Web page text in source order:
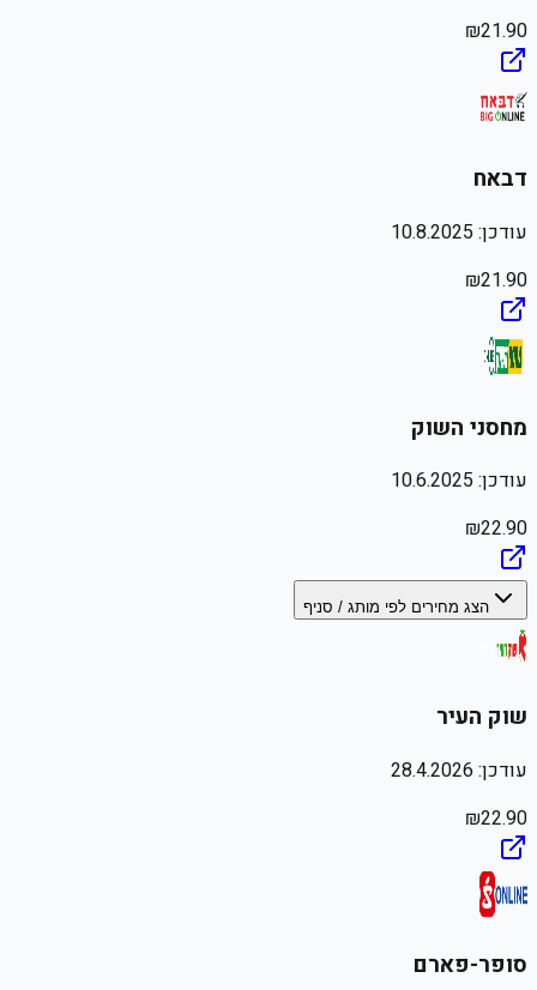
₪21.90
דבאח
עודכן: 10.8.2025
₪21.90
מחסני השוק
עודכן: 10.6.2025
₪22.90
הצג מחירים לפי מותג / סניף
שוק העיר
עודכן: 28.4.2026
₪22.90
סופר-פארם